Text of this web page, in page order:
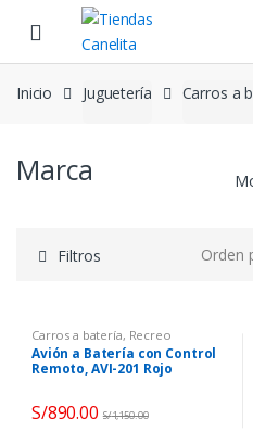
Skip to navigation
Skip to content
Inicio Juguetería Carros a
Marca
Filtros
Carros a batería, Recreo
Avión a Batería con Control
Remoto, AVI-201 Rojo
S/890.00 S/1,150.00